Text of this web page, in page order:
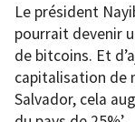
Le président
pourrait devenir
de bitcoins. Et
capitalisation de
Salvador, cela